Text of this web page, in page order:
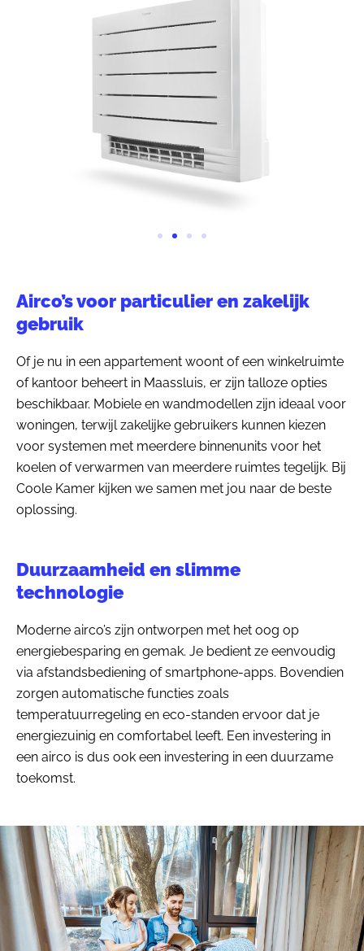
Airco’s voor particulier en zakelijk
gebruik
Of je nu in een appartement woont of een winkelruimte
of kantoor beheert in Maassluis, er zijn talloze opties
beschikbaar. Mobiele en wandmodellen zijn ideaal voor
woningen, terwijl zakelijke gebruikers kunnen kiezen
voor systemen met meerdere binnenunits voor het
koelen of verwarmen van meerdere ruimtes tegelijk. Bij
Coole Kamer kijken we samen met jou naar de beste
oplossing.
Duurzaamheid en slimme
technologie
Moderne airco’s zijn ontworpen met het oog op
energiebesparing en gemak. Je bedient ze eenvoudig
via afstandsbediening of smartphone-apps. Bovendien
zorgen automatische functies zoals
temperatuurregeling en eco-standen ervoor dat je
energiezuinig en comfortabel leeft. Een investering in
een airco is dus ook een investering in een duurzame
toekomst.